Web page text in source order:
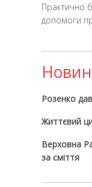
Практично
допомоги
Розенко
Життєвий
Верховна
за сміття